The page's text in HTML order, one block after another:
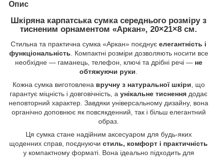
Опис
Шкіряна карпатська сумка середнього розміру з
тисненим орнаментом «Аркан», 20×21×8 см.
Стильна та практична сумка «Аркан» поєднує елегантність і
функціональність . Компактні розміри дозволяють носити все
необхідне — гаманець, телефон, ключі та дрібні речі — не
обтяжуючи руки
Кожна сумка виготовлена вручну з натуральної шкіри , що
гарантує міцність і довговічність, а унікальне тиснення додає
неповторний характер. Завдяки універсальному дизайну, вона
органічно доповнює як повсякденний, так і більш елегантний
образ.
Ця сумка стане надійним аксесуаром для будь-яких
щоденних справ, поєднуючи стиль, комфорт і практичність
у компактному форматі. Вона ідеально підходить для